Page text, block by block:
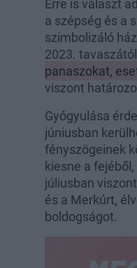
Erre is választ
a szépség és a
szimbolizáló
2023.
panaszokat,
viszont
Gyógyulása
júniusban
fényszögeinek
kiesne a
júliusban
és a Merkúrt,
boldogságot.